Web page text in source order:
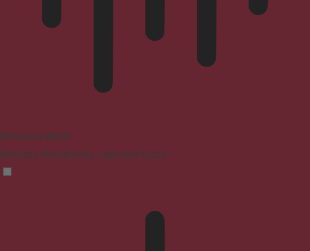
Blindness Mode
Reduces distractions, improves focus